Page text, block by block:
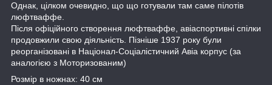
Однак, цілком очевидно, що що готували там саме пілотів
люфтваффе.
Після офіційного створення люфтваффе, авіаспортивні спілки
продовжили свою діяльність. Пізніше 1937 року були
реорганізовані в Націонал-Соціалістичний Авіа корпус (за
аналогією з Моторизованим)
Розмір в ножнах: 40 см